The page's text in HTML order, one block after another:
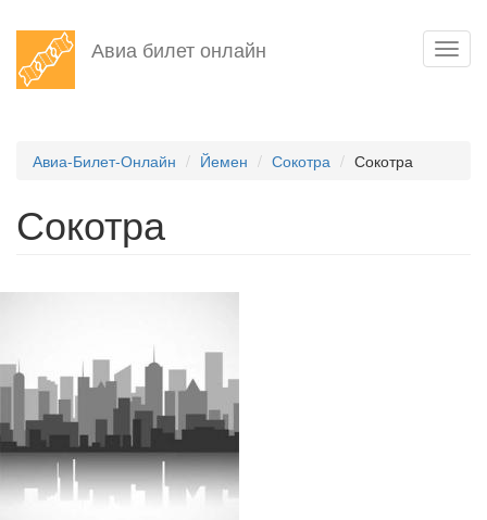
Перейти
основному
Авиа билет онлайн
Авиа-Билет-Онлайн Йемен Сокотра Сокотра
Сокотра